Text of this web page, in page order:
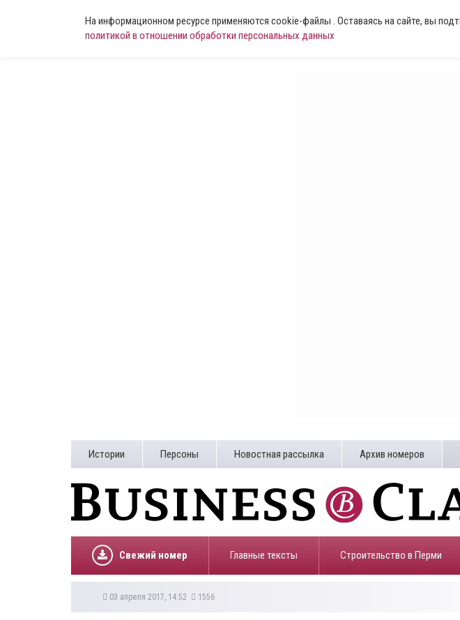
На информационном ресурсе применяются cookie-файлы . Оставаясь на сайте, вы
политикой в отношении обработки персональных данных
Истории Персоны Новостная рассылка Архив номеров
Свежий номер Главные тексты Строительство в Перми
03 апреля 2017, 14:52 1556